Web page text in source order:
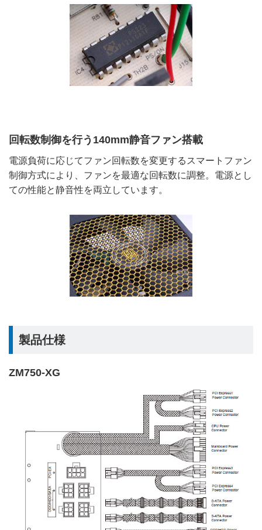
回転数制御を行う140mm静音ファン搭載
電源負荷に応じてファン回転数を変更するスマートファン
制御方式により、ファンを最適な回転数に調整。電源とし
ての性能と静音性を両立しています。
製品仕様
ZM750-XG